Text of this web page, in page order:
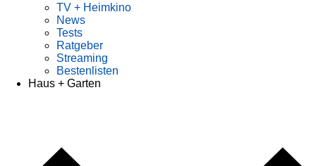
TV + Heimkino
News
Tests
Ratgeber
Streaming
Bestenlisten
Haus + Garten